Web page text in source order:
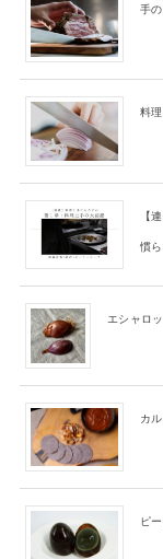
手
料
【
慣
エシャロ
カ
ピ